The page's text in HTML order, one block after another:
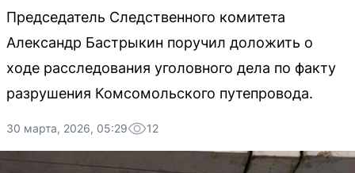
Председатель Следственного комитета
Александр Бастрыкин поручил доложить о
ходе расследования уголовного дела по факту
разрушения Комсомольского путепровода.
30 марта, 2026, 05:29 12